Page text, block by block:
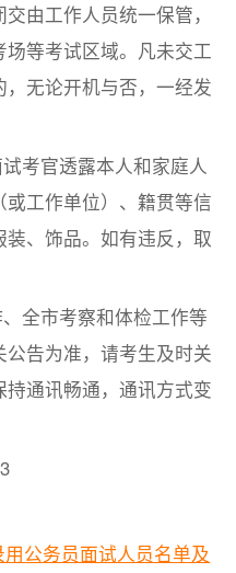
由工作人员统一保管，
等考试区域。凡未交工
无论开机与否，一经发
考官透露本人和家庭人
工作单位）、籍贯等信
、饰品。如有违反，取
全市考察和体检工作等
告为准，请考生及时关
通讯畅通，通讯方式变
公务员面试人员名单及